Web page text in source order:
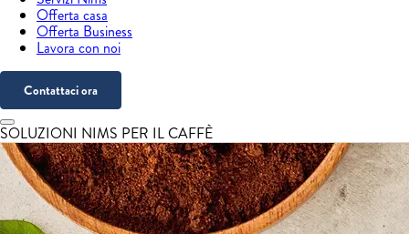
Offerta casa
Offerta Business
Lavora con noi
Contattaci ora
SOLUZIONI NIMS PER IL CAFFÈ